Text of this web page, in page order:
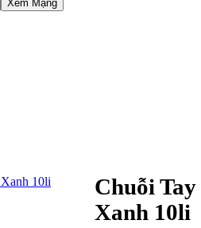
Xem Mạng
Chuỗi
Xanh 10li